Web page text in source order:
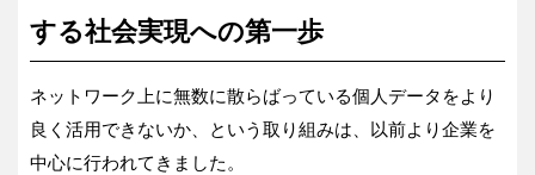
する社会実現への第一歩
ネットワーク上に無数に散らばっている個人データをより
良く活用できないか、という取り組みは、以前より企業を
中心に行われてきました。